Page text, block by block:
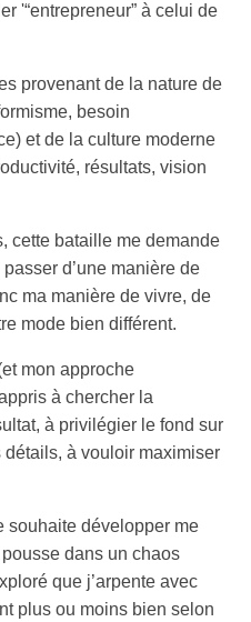
'“entrepreneur” à celui de
provenant de la nature de
besoin
et de la culture moderne
résultats, vision
cette bataille me demande
d’une manière de
ma manière de vivre, de
mode bien différent.
mon approche
à chercher la
à privilégier le fond sur
détails, à vouloir maximiser
souhaite développer me
dans un chaos
que j’arpente avec
plus ou moins bien selon